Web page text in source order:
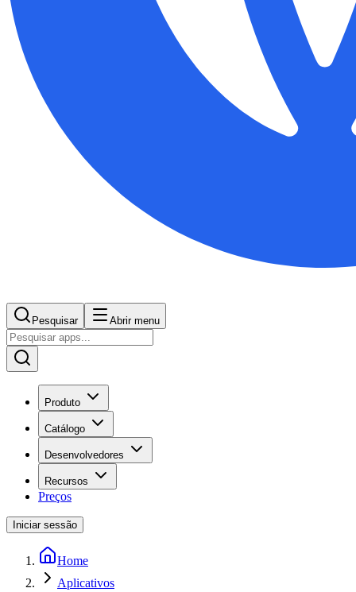
Pesquisar Abrir menu
Produto
Catálogo
Desenvolvedores
Recursos
Preços
Iniciar sessão
Home
Aplicativos